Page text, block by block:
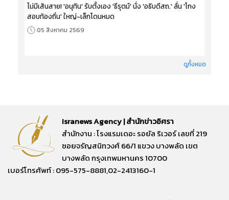
ไม่มีเส้นสาย! 'อนุทิน' รับตั้งเอง 'ธีรุตม์' นั่ง 'อธิบดีสถ.' ลั่น 'โกง
สอบท้องถิ่น' ใหญ่-เล็กโดนหมด
05 สิงหาคม 2569
ดูทั้งหมด
Isranews Agency | สำนักข่าวอิศรา
สำนักงาน : โรงแรมเดอะ รอยัล ริเวอร์ เลขที่ 219
ซอยจรัญสนิทวงศ์ 66/1 แขวง บางพลัด เขต
บางพลัด กรุงเทพมหานคร 10700
เบอร์โทรศัพท์ : 095-575-8881,02-2413160-1